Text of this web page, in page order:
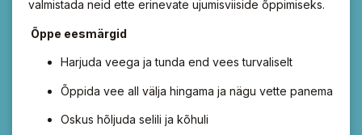
valmistada neid ette erinevate ujumisviiside õppimiseks.
Õppe eesmärgid
Harjuda veega ja tunda end vees turvaliselt
Õppida vee all välja hingama ja nägu vette panema
Oskus hõljuda selili ja kõhuli